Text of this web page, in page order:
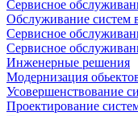
Сервисное
Обслуживание систем
Сервисное
Сервисное
Инженерные решения
Модернизация
Усовершенствование
Проектирование